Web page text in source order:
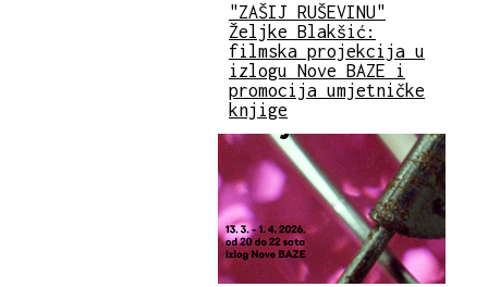
"ZAŠIJ RUŠEVINU"
Željke Blakšić:
filmska projekcija u
izlogu Nove BAZE i
promocija umjetničke
knjige